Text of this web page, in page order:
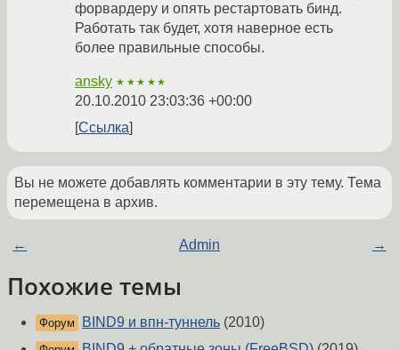
форвардеру и опять рестартовать бинд.
Работать так будет, хотя наверное есть
более правильные способы.
ansky ★★★★★
20.10.2010 23:03:36 +00:00
Ссылка
Вы не можете добавлять комментарии в эту тему. Тема
перемещена в архив.
← Admin →
Похожие темы
Форум BIND9 и впн-туннель (2010)